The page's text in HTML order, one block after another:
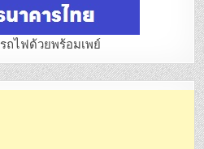
ถไฟด้วยพร้อมเพย์